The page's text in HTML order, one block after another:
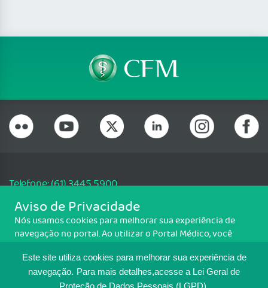
Este site utiliza cookies para melhorar sua experiência de
navegação. Para mais detalhes,acesse a Lei Geral de
Telefone: (61) 3445 5900
Email: cfm@portalmedico.org.br
SGAS 616, Conjunto D, Lote 115, L2 Sul, Brasília/DF - CEP: 70200-760 -
CNPJ: 33.583.550/0001-30
MAPA DO SITE
Aviso de Privacidade
Nós usamos cookies para melhorar sua experiência de
navegação no portal. Ao utilizar o Portal Médico, você
Para ter mais informações sobre como isso é feito, acesse
Política de cookies. Se você concorda, clique em ACEITO.